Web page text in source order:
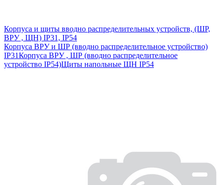
Корпуса и щиты вводно распределительных устройств, (ШР,
ВРУ , ЩН) IP31, IP54
Корпуса ВРУ и ШР (вводно распределительное устройство)
IP31Корпуса ВРУ , ШР (вводно распределительное
устройство IP54)Щиты напольные ЩН IP54